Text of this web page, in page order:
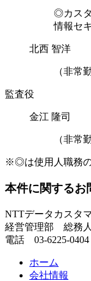
◎カス
情報セ
北西 智洋
（非常
監査役
金江 隆司
（非常
※◎は使用人職務
本件に関するお
NTTデータカスタ
経営管理部 総務
電話 03-6225-0404
ホーム
会社情報